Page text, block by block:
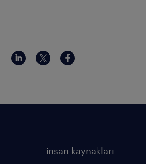
insan kaynakları